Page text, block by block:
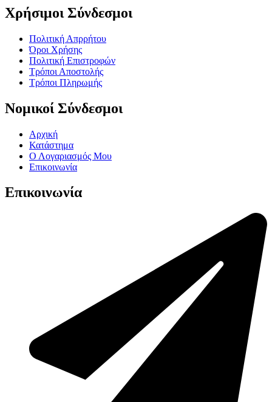
Χρήσιμοι Σύνδεσμοι
Πολιτική Απρρήτου
Όροι Χρήσης
Πολιτική Επιστροφών
Τρόποι Αποστολής
Τρόποι Πληρωμής
Νομικοί Σύνδεσμοι
Αρχική
Κατάστημα
Ο Λογαριασμός Μου
Επικοινωνία
Επικοινωνία